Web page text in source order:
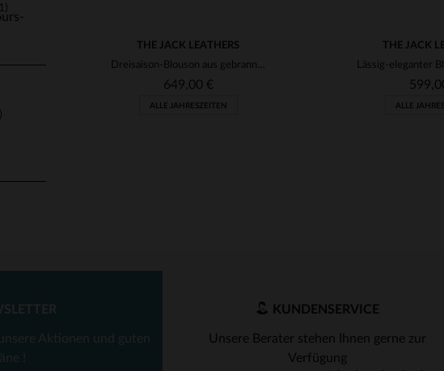
(1)
VERFÜGBARE GRÖSSEN
THE JACK LEATHERS
Dreisaison-Blouson aus gebranntem Ziegenvelours in Whisky-Farbe.
649,00 €
ALLE JAHRESZEITEN
VERFÜGBARE
THE JACK
ALLE
Aktionen und guten
!
KUNDENSERVICE
Unsere Berater stehen Ihnen gerne zur
Verfügung